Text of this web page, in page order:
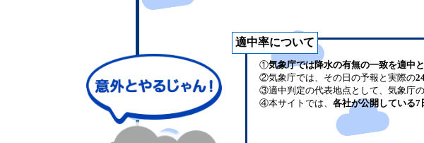
適中率について
①気象庁では降水の有無の一致を適中と
②気象庁では、その日の予報と実際の
③適中判定の代表地点として、気象庁
④本サイトでは、 各社が公開している7